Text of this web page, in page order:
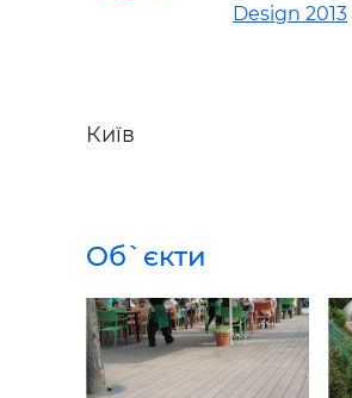
Design 2013
Київ
Об`єкти